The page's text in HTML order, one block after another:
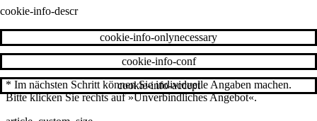
* Im nächsten Schritt können Sie individuelle Angaben machen.
Bitte klicken Sie rechts auf »Unverbindliches Angebot«.
cookie-info-descr
cookie-info-accept
cookie-info-conf
cookie-info-onlynecessary